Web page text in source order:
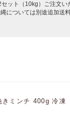
ット（10kg）ご注文い
ついては別途追加送
ミンチ 400g 冷凍